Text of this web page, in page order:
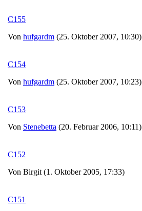
C155
Von hufgardm (25. Oktober 2007, 10:30)
C154
Von hufgardm (25. Oktober 2007, 10:23)
C153
Von Stenebetta (20. Februar 2006, 10:11)
C152
Von Birgit (1. Oktober 2005, 17:33)
C151